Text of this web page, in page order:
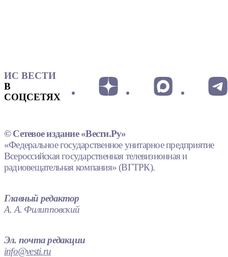
ИС ВЕСТИ
В
СОЦСЕТЯХ
© Сетевое издание «Вести.Ру»
«Федеральное государственное унитарное предприятие
Всероссийская государственная телевизионная и
радиовещательная компания» (ВГТРК).
Главный редактор
А. А. Филипповский
Эл. почта редакции
info@vesti.ru